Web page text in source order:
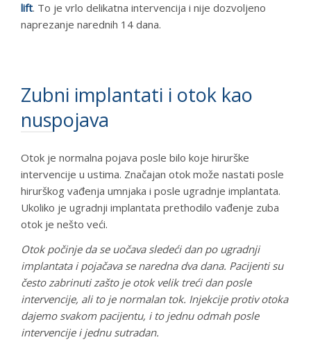
lift. To je vrlo delikatna intervencija i nije dozvoljeno
naprezanje narednih 14 dana.
Zubni implantati i otok kao
nuspojava
Otok je normalna pojava posle bilo koje hirurške
intervencije u ustima. Značajan otok može nastati posle
hirurškog vađenja umnjaka i posle ugradnje implantata.
Ukoliko je ugradnji implantata prethodilo vađenje zuba
otok je nešto veći.
Otok počinje da se uočava sledeći dan po ugradnji
implantata i pojačava se naredna dva dana. Pacijenti su
često zabrinuti zašto je otok velik treći dan posle
intervencije, ali to je normalan tok. Injekcije protiv otoka
dajemo svakom pacijentu, i to jednu odmah posle
intervencije i jednu sutradan.